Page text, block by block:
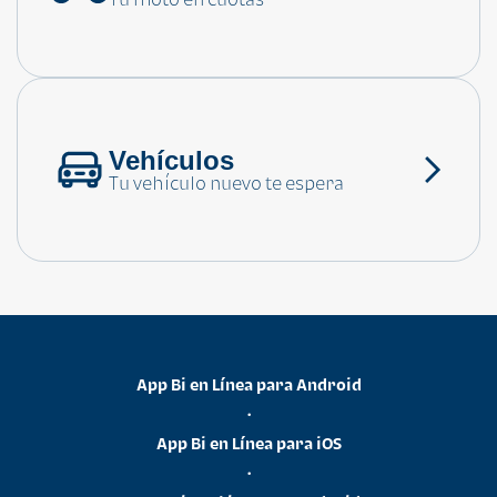
Vehículos
Tu vehículo nuevo te espera
App Bi en Línea para Android
•
App Bi en Línea para iOS
•